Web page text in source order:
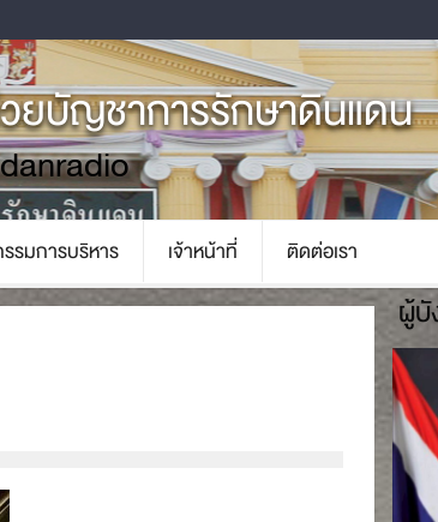
ยบัญชาการรักษาดินแดน
รมการบริหาร เจ้าหน้าที่ ติดต่อเรา
ผู้